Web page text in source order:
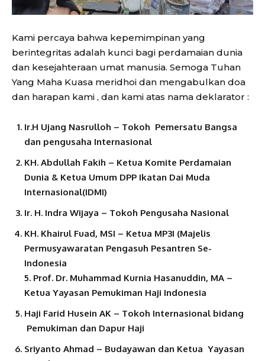
Kami percaya bahwa kepemimpinan yang
berintegritas adalah kunci bagi perdamaian dunia
dan kesejahteraan umat manusia. Semoga Tuhan
Yang Maha Kuasa meridhoi dan mengabulkan doa
dan harapan kami , dan kami atas nama deklarator :
Ir.H Ujang Nasrulloh – Tokoh Pemersatu Bangsa
dan pengusaha Internasional
KH. Abdullah Fakih – Ketua Komite Perdamaian
Dunia & Ketua Umum DPP Ikatan Dai Muda
Internasional(IDMI)
Ir. H. Indra Wijaya – Tokoh Pengusaha Nasional
KH. Khairul Fuad, MSI – Ketua MP3I (Majelis
Permusyawaratan Pengasuh Pesantren Se-
Indonesia
5. Prof. Dr. Muhammad Kurnia Hasanuddin, MA –
Ketua Yayasan Pemukiman Haji Indonesia
Haji Farid Husein AK – Tokoh Internasional bidang
Pemukiman dan Dapur Haji
Sriyanto Ahmad – Budayawan dan Ketua Yayasan